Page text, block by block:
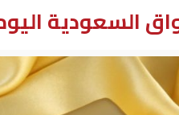
اليوم